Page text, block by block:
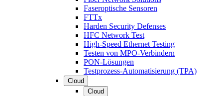
Faseroptische Sensoren
FTTx
Harden Security Defenses
HFC Network Test
High-Speed Ethernet Testing
Testen von MPO-Verbindern
PON-Lösungen
Testprozess-Automatisierung (TPA)
Cloud
Cloud